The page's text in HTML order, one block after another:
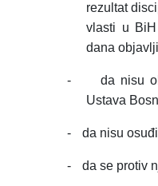
rezultat
vlasti u
dana
-
da nisu
Ustava
- da nisu
- da se protiv